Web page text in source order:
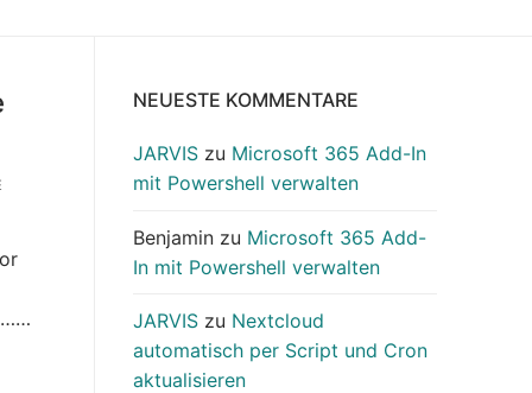
NEUESTE KOMMENTARE
JARVIS zu Microsoft 365 Add-In
mit Powershell verwalten
Benjamin zu Microsoft 365 Add-
In mit Powershell verwalten
JARVIS zu Nextcloud
automatisch per Script und Cron
aktualisieren